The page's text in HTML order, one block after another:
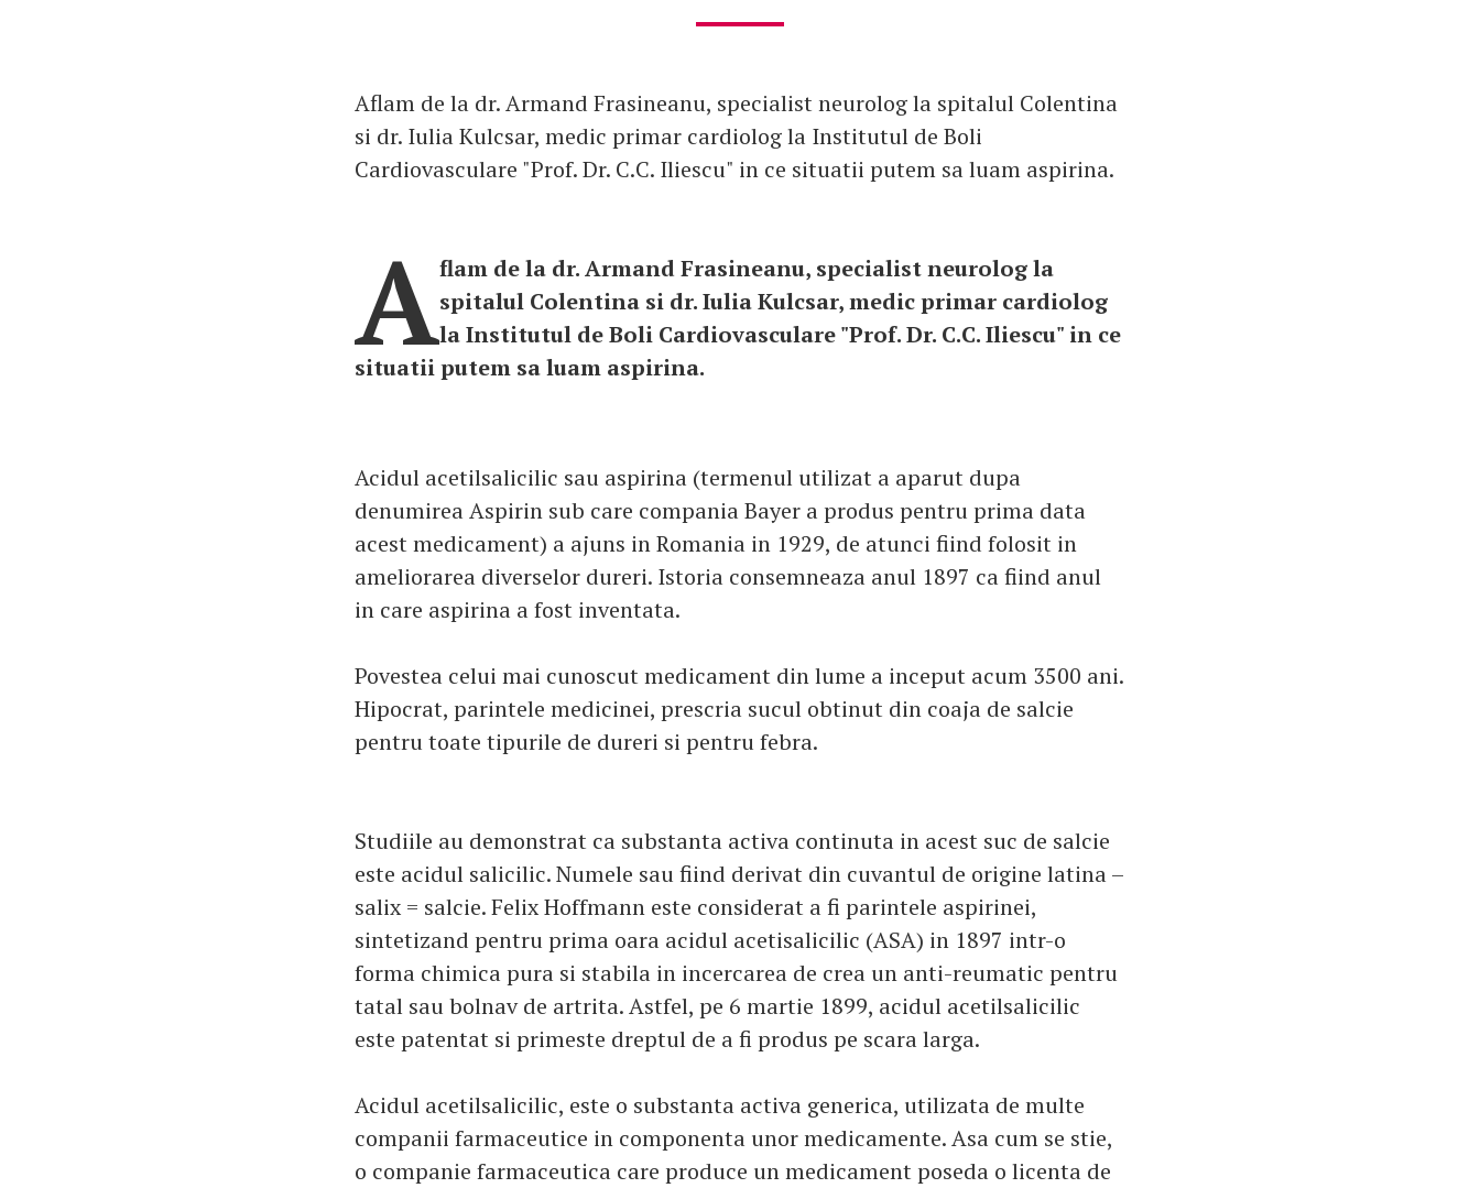
Aflam de la dr. Armand Frasineanu, specialist neurolog la spitalul Colentina
si dr. Iulia Kulcsar, medic primar cardiolog la Institutul de Boli
Cardiovasculare "Prof. Dr. C.C. Iliescu" in ce situatii putem sa luam aspirina.
Aflam de la dr. Armand Frasineanu, specialist neurolog la
spitalul Colentina si dr. Iulia Kulcsar, medic primar cardiolog
la Institutul de Boli Cardiovasculare "Prof. Dr. C.C. Iliescu" in ce
situatii putem sa luam aspirina.
Acidul acetilsalicilic sau aspirina (termenul utilizat a aparut dupa
denumirea Aspirin sub care compania Bayer a produs pentru prima data
acest medicament) a ajuns in Romania in 1929, de atunci fiind folosit in
ameliorarea diverselor dureri. Istoria consemneaza anul 1897 ca fiind anul
in care aspirina a fost inventata.
Povestea celui mai cunoscut medicament din lume a inceput acum 3500 ani.
Hipocrat, parintele medicinei, prescria sucul obtinut din coaja de salcie
pentru toate tipurile de dureri si pentru febra.
Studiile au demonstrat ca substanta activa continuta in acest suc de salcie
este acidul salicilic. Numele sau fiind derivat din cuvantul de origine latina –
salix = salcie. Felix Hoffmann este considerat a fi parintele aspirinei,
sintetizand pentru prima oara acidul acetisalicilic (ASA) in 1897 intr-o
forma chimica pura si stabila in incercarea de crea un anti-reumatic pentru
tatal sau bolnav de artrita. Astfel, pe 6 martie 1899, acidul acetilsalicilic
este patentat si primeste dreptul de a fi produs pe scara larga.
Acidul acetilsalicilic, este o substanta activa generica, utilizata de multe
companii farmaceutice in componenta unor medicamente. Asa cum se stie,
o companie farmaceutica care produce un medicament poseda o licenta de